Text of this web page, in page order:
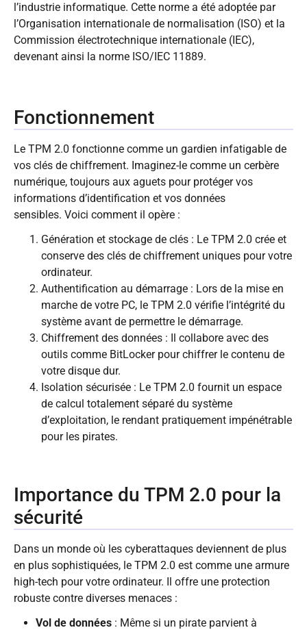
l’industrie informatique. Cette norme a été adoptée par
l’Organisation internationale de normalisation (ISO) et la
Commission électrotechnique internationale (IEC),
devenant ainsi la norme ISO/IEC 11889.
Fonctionnement
Le TPM 2.0 fonctionne comme un gardien infatigable de
vos clés de chiffrement. Imaginez-le comme un cerbère
numérique, toujours aux aguets pour protéger vos
informations d’identification et vos données
sensibles. Voici comment il opère :
Génération et stockage de clés : Le TPM 2.0 crée et
conserve des clés de chiffrement uniques pour votre
ordinateur.
Authentification au démarrage : Lors de la mise en
marche de votre PC, le TPM 2.0 vérifie l’intégrité du
système avant de permettre le démarrage.
Chiffrement des données : Il collabore avec des
outils comme BitLocker pour chiffrer le contenu de
votre disque dur.
Isolation sécurisée : Le TPM 2.0 fournit un espace
de calcul totalement séparé du système
d’exploitation, le rendant pratiquement impénétrable
pour les pirates.
Importance du TPM 2.0 pour la
sécurité
Dans un monde où les cyberattaques deviennent de plus
en plus sophistiquées, le TPM 2.0 est comme une armure
high-tech pour votre ordinateur. Il offre une protection
robuste contre diverses menaces :
Vol de données : Même si un pirate parvient à